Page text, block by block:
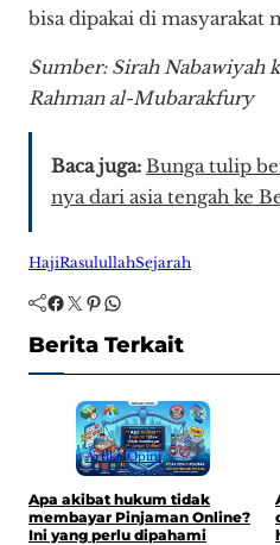
bisa dipakai di masyarakat
Sumber: Sirah Nabawiyah
Rahman al-Mubarakfury
Baca juga: Bunga tulip
nya dari asia tengah ke
HajiRasulullahSejarah
Facebook Twitter Pinterest WhatsApp
Berita Terkait
ArtikelOpini
Apa akibat hukum tidak
membayar Pinjaman Online?
Ini yang perlu dipahami